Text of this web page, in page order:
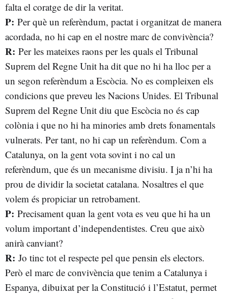
falta el coratge de dir la veritat.
P: Per què un referèndum, pactat i organitzat de manera
acordada, no hi cap en el nostre marc de convivència?
R: Per les mateixes raons per les quals el Tribunal
Suprem del Regne Unit ha dit que no hi ha lloc per a
un segon referèndum a Escòcia. No es compleixen els
condicions que preveu les Nacions Unides. El Tribunal
Suprem del Regne Unit diu que Escòcia no és cap
colònia i que no hi ha minories amb drets fonamentals
vulnerats. Per tant, no hi cap un referèndum. Com a
Catalunya, on la gent vota sovint i no cal un
referèndum, que és un mecanisme divisiu. I ja n’hi ha
prou de dividir la societat catalana. Nosaltres el que
volem és propiciar un retrobament.
P: Precisament quan la gent vota es veu que hi ha un
volum important d’independentistes. Creu que això
anirà canviant?
R: Jo tinc tot el respecte pel que pensin els electors.
Però el marc de convivència que tenim a Catalunya i
Espanya, dibuixat per la Constitució i l’Estatut, permet